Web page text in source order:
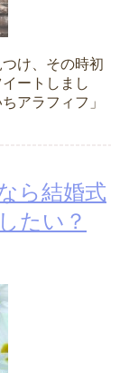
け、その時初
ートしまし
アラフィフ」
ら結婚式
たい？